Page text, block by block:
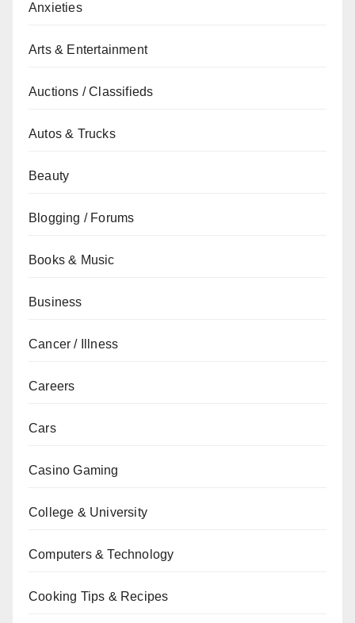
Anxieties
Arts & Entertainment
Auctions / Classifieds
Autos & Trucks
Beauty
Blogging / Forums
Books & Music
Business
Cancer / Illness
Careers
Cars
Casino Gaming
College & University
Computers & Technology
Cooking Tips & Recipes